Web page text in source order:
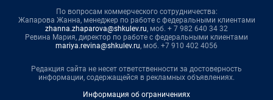
По вопросам коммерческого сотрудничества:
Жапарова Жанна, менеджер по работе с федеральными клиентами
zhanna.zhaparova@shkulev.ru, моб. + 7 982 640 34 32
Ревина Мария, директор по работе с федеральными клиентами
mariya.revina@shkulev.ru, моб. +7 910 402 4056
Редакция сайта не несет ответственности за достоверность
информации, содержащейся в рекламных объявлениях.
Информация об ограничениях